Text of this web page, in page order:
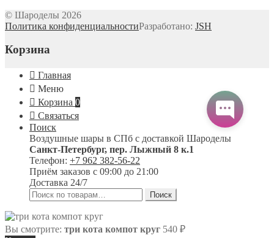
© Шароделы 2026
Политика конфиденциальностиРазработано: JSH
Корзина
Главная
Меню
Корзина 0
Связаться
Поиск
Воздушные шары в СПб с доставкой Шароделы
Санкт-Петербург, пер. Лыжный 8 к.1
Телефон: +7 962 382-56-22
Приём заказов с 09:00 до 21:00
Доставка 24/7
Искать:
Поиск
Вы смотрите: три кота компот круг 540 ₽